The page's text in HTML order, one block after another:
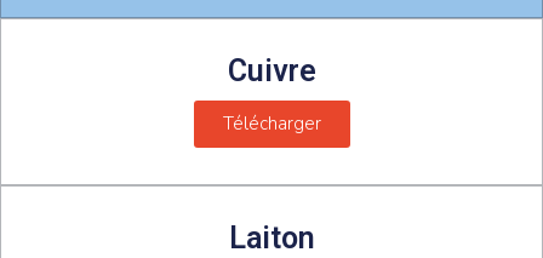
Cuivre
Télécharger
Laiton